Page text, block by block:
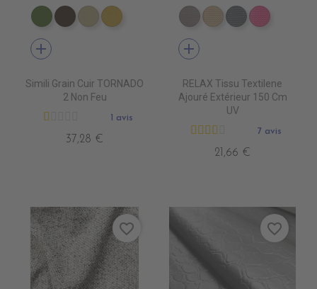
EN3340 ALGREEN
EN3310 GOVA
EN3390 CLAY
EN3430 CITRON
add
Simili Grain Cuir TORNADO
2 Non Feu
1 avis
37,28 €
DB0104 TAUPE
DB0113 BEIGE
DB0114 GRIS
DB0112
add
RELAX Tissu Textilene
Ajouré Extérieur 150 Cm
UV
7 avis
21,66 €
favorite_border favorite_border